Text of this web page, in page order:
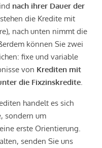
nach ihrer Dauer der
die Kredite mit
nach unten nimmt die
können Sie zwei
fixe und variable
von Krediten mit
die Fixzinskredite
handelt es sich
sondern um
erste Orientierung.
senden Sie uns